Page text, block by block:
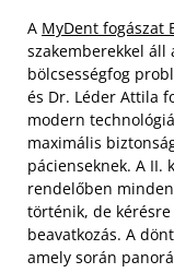
A MyDent fogászat
szakemberekkel áll
bölcsességfog
és Dr. Léder Attila
modern
maximális
pácienseknek. A
rendelőben
történik, de
beavatkozás. A
amely során